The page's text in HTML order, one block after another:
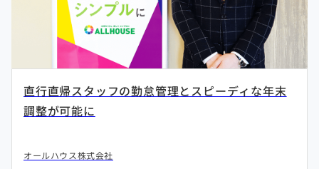
直行直帰スタッフの勤怠管理とスピーディな年末
調整が可能に
オールハウス株式会社